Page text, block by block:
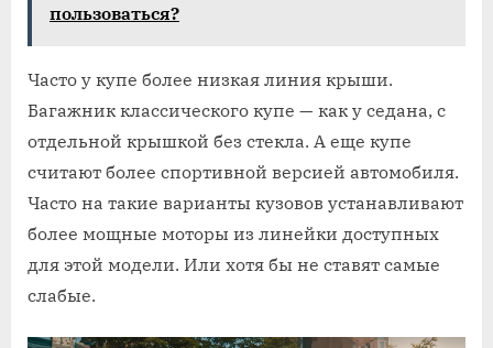
пользоваться?
Часто у купе более низкая линия крыши.
Багажник классического купе — как у седана, с
отдельной крышкой без стекла. А еще купе
считают более спортивной версией автомобиля.
Часто на такие варианты кузовов устанавливают
более мощные моторы из линейки доступных
для этой модели. Или хотя бы не ставят самые
слабые.